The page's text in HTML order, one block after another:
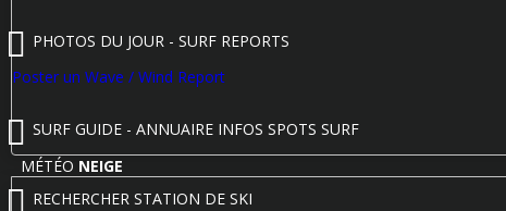
PHOTOS DU JOUR - SURF REPORTS
Poster un Wave / Wind Report
SURF GUIDE - ANNUAIRE INFOS SPOTS SURF
MÉTÉO NEIGE
RECHERCHER STATION DE SKI